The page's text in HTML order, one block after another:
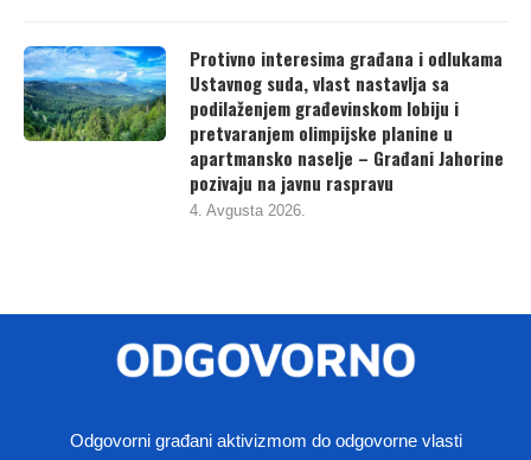
Protivno interesima građana i odlukama
Ustavnog suda, vlast nastavlja sa
podilaženjem građevinskom lobiju i
pretvaranjem olimpijske planine u
apartmansko naselje – Građani Jahorine
pozivaju na javnu raspravu
4. Avgusta 2026.
Odgovorni građani aktivizmom do odgovorne vlasti